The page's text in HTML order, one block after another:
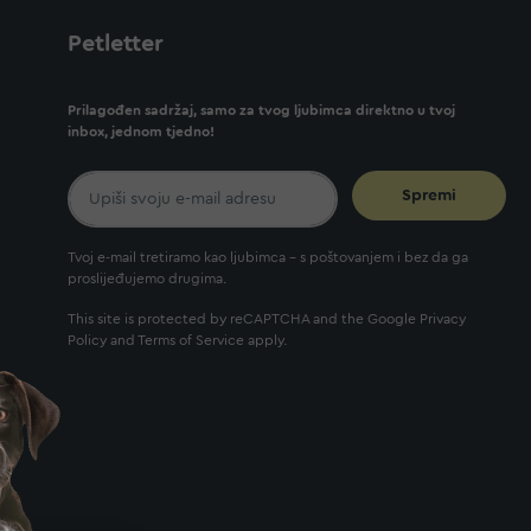
Petletter
Prilagođen sadržaj, samo za tvog ljubimca direktno u tvoj
inbox, jednom tjedno!
Spremi
Tvoj e-mail tretiramo kao ljubimca - s poštovanjem i bez da ga
proslijeđujemo drugima.
This site is protected by reCAPTCHA and the Google Privacy
Policy and Terms of Service apply.